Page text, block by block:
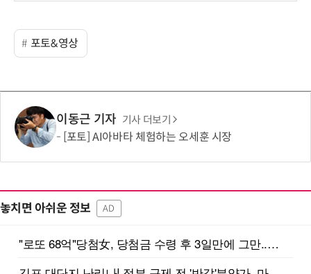
포토&영상
이동근 기자 기사 더보기
[포토] AI아바타 체험하는 오세훈 시장
놓치면 아쉬운 정보 AD